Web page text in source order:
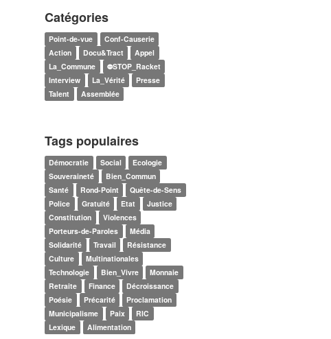
Catégories
Point-de-vue
Conf-Causerie
Action
Docu&Tract
Appel
La_Commune
⛔STOP_Racket
Interview
La_Vérité
Presse
Talent
Assemblée
Tags populaires
Démocratie Social
Ecologie
Souveraineté
Bien_Commun
Santé
Rond-Point
Quête-de-Sens
Police
Gratuité Etat
Justice
Constitution
Violences
Porteurs-de-Paroles
Média
Solidarité
Travail
Résistance
Culture
Multinationales
Technologie
Bien_Vivre
Monnaie
Retraite
Finance
Décroissance
Poésie
Précarité
Proclamation
Municipalisme
Paix
RIC
Lexique
Alimentation